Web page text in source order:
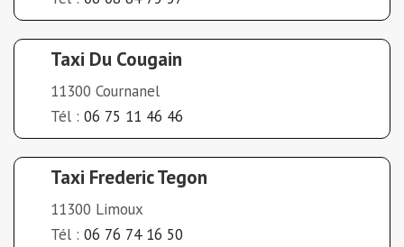
Taxi Du Cougain
11300 Cournanel
Tél : 06 75 11 46 46
Taxi Frederic Tegon
11300 Limoux
Tél : 06 76 74 16 50